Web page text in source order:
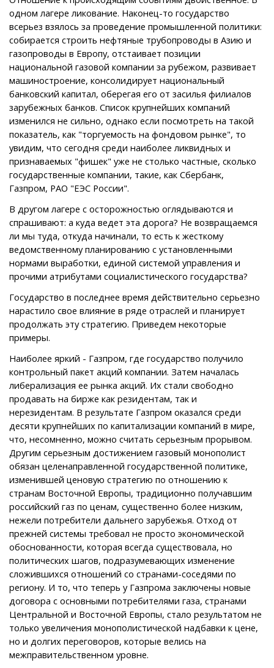
одном лагере ликование. Наконец-то государство
всерьез взялось за проведение промышленной политики:
собирается строить нефтяные трубопроводы в Азию и
газопроводы в Европу, отстаивает позиции
национальной газовой компании за рубежом, развивает
машиностроение, консолидирует национальный
банковский капитал, оберегая его от засилья филиалов
зарубежных банков. Список крупнейших компаний
изменился не сильно, однако если посмотреть на такой
показатель, как "торгуемость на фондовом рынке", то
увидим, что сегодня среди наиболее ликвидных и
признаваемых "фишек" уже не столько частные, сколько
государственные компании, такие, как Сбербанк,
Газпром, РАО "ЕЭС России".
В другом лагере с осторожностью оглядываются и
спрашивают: а куда ведет эта дорога? Не возвращаемся
ли мы туда, откуда начинали, то есть к жесткому
ведомственному планированию с установленными
нормами выработки, единой системой управления и
прочими атрибутами социалистического государства?
Государство в последнее время действительно серьезно
нарастило свое влияние в ряде отраслей и планирует
продолжать эту стратегию. Приведем некоторые
примеры.
Наиболее яркий - Газпром, где государство получило
контрольный пакет акций компании. Затем началась
либерализация ее рынка акций. Их стали свободно
продавать на бирже как резидентам, так и
нерезидентам. В результате Газпром оказался среди
десяти крупнейших по капитализации компаний в мире,
что, несомненно, можно считать серьезным прорывом.
Другим серьезным достижением газовый монополист
обязан целенаправленной государственной политике,
изменившей ценовую стратегию по отношению к
странам Восточной Европы, традиционно получавшим
российский газ по ценам, существенно более низким,
нежели потребители дальнего зарубежья. Отход от
прежней системы требовал не просто экономической
обоснованности, которая всегда существовала, но
политических шагов, подразумевающих изменение
сложившихся отношений со странами-соседями по
региону. И то, что теперь у Газпрома заключены новые
договора с основными потребителями газа, странами
Центральной и Восточной Европы, стало результатом не
только увеличения монополистической надбавки к цене,
но и долгих переговоров, которые велись на
межправительственном уровне.